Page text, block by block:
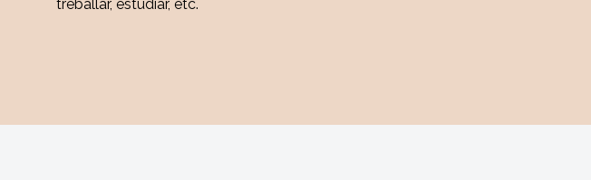
treballar, estudiar, etc.